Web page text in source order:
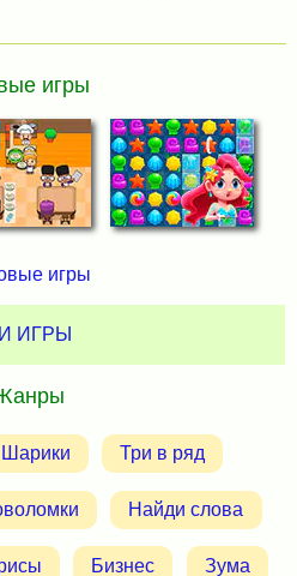
игры
игры
ИГРЫ
Шарики Три в ряд
Найди слова
Бизнес Зума